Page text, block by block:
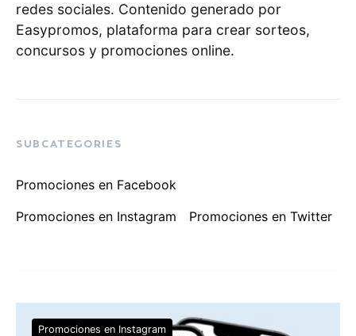
redes sociales. Contenido generado por
Easypromos, plataforma para crear sorteos,
concursos y promociones online.
SUBCATEGORIES
Promociones en Facebook
Promociones en Instagram
Promociones en Twitter
Promociones en Instagram